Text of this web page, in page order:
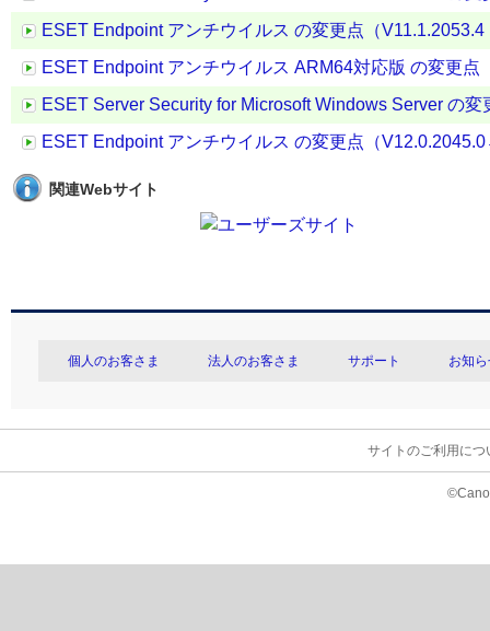
ESET Endpoint アンチウイルス の変更点（
ESET Endpoint アンチウイルス ARM64対応版 の変更
ESET Server Security for Microsoft Windows Server の
ESET Endpoint アンチウイルス の変更点（
関連Webサイト
個人のお客さま 法人のお客さま サポート お知
サイトのご利用につ